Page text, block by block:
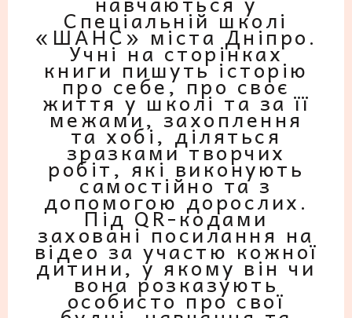
Спеціальній школі
«ШАНС» міста Дніпро.
Учні на сторінках
книги пишуть історію
про себе, про своє
життя у школі та за її
межами, захоплення
та хобі, діляться
зразками творчих
робіт, які виконують
самостійно та з
допомогою дорослих.
Під QR-кодами
заховані посилання на
відео за участю кожної
дитини, у якому він чи
вона розказують
особисто про свої